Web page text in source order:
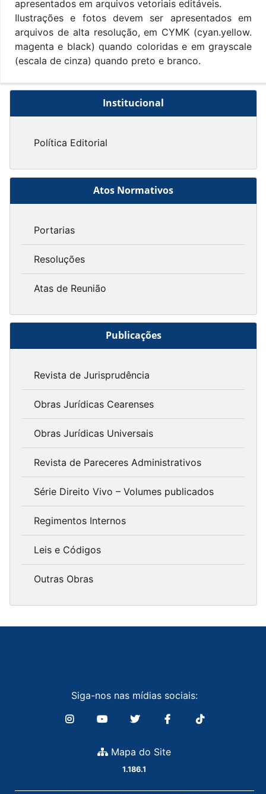
Institucional
Política Editorial
Atos Normativos
Portarias
Resoluções
Atas de Reunião
Publicações
Revista de Jurisprudência
Obras Jurídicas Cearenses
Obras Jurídicas Universais
Revista de Pareceres Administrativos
Série Direito Vivo – Volumes publicados
Regimentos Internos
Leis e Códigos
Outras Obras
apresentados em arquivos vetoriais editáveis.
Ilustrações e fotos devem ser apresentados em
arquivos de alta resolução, em CYMK (cyan.yellow.
magenta e black) quando coloridas e em grayscale
(escala de cinza) quando preto e branco.
Siga-nos nas mídias sociais:
Mapa do Site
1.186.1